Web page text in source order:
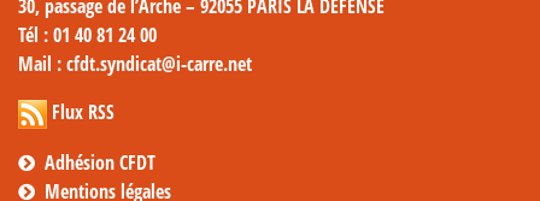
30, passage de l’Arche – 92055 PARIS LA DÉFENSE
Tél : 01 40 81 24 00
Mail : cfdt.syndicat@i-carre.net
Flux RSS
Adhésion CFDT
Mentions légales